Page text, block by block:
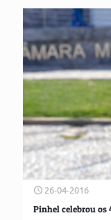
26-04-2016
Pinhel celebrou os